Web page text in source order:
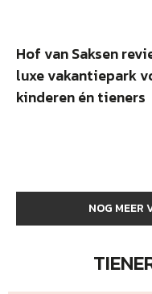
NOG MEER
Hof van Saksen
luxe vakantiepark
kinderen én tieners